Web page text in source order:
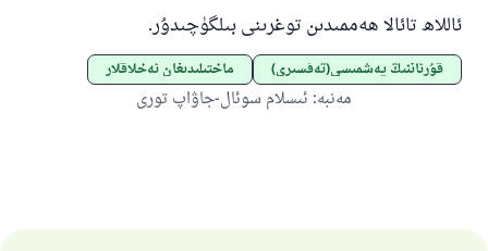
ئاللاھ تائالا ھەممىدىن توغرىنى بىلگۈچىدۇر.
قۇرئاننىڭ يەشمىسى(تەفسىرى) ماختىلىدىغان ئەخلاقلار
مەنبە: ئىسلام سوئال-جاۋاپ تورى